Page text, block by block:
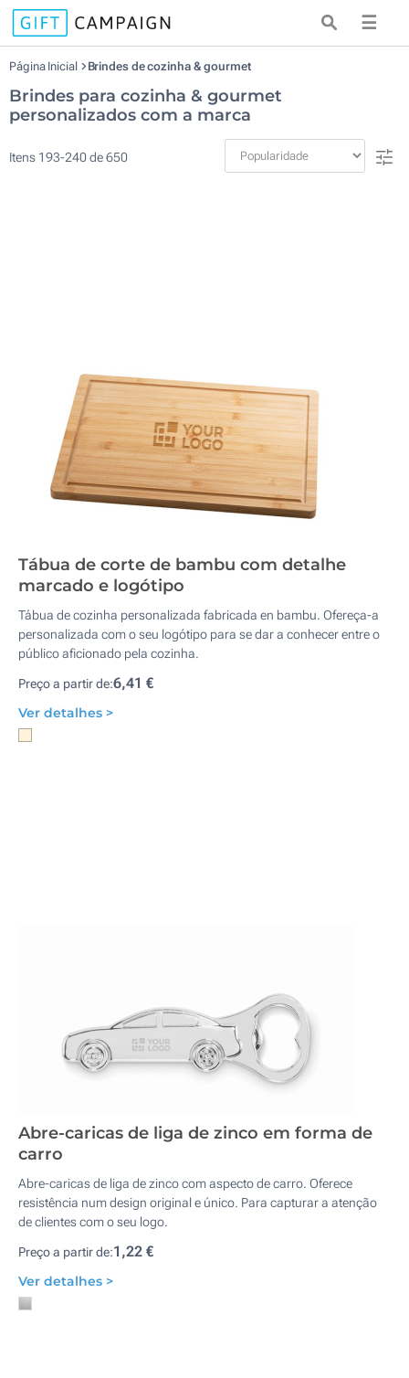
☰
Página Inicial Brindes de cozinha & gourmet
Brindes para cozinha & gourmet
personalizados com a marca
Itens 193-240de650
Tábua de corte de bambu com detalhe
marcado e logótipo
Tábua de cozinha personalizada fabricada en bambu. Ofereça-a
personalizada com o seu logótipo para se dar a conhecer entre o
público aficionado pela cozinha.
Preço a partir de:6,41 €
Ver detalhes >
Abre-caricas de liga de zinco em forma de
carro
Abre-caricas de liga de zinco com aspecto de carro. Oferece
resistência num design original e único. Para capturar a atenção
de clientes com o seu logo.
Preço a partir de:1,22 €
Ver detalhes >